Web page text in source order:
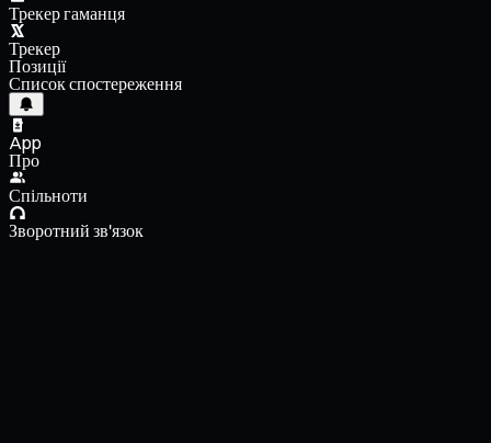
Трекер гаманця
Трекер
Позиції
Список спостереження
App
Про
Спільноти
Зворотний зв'язок